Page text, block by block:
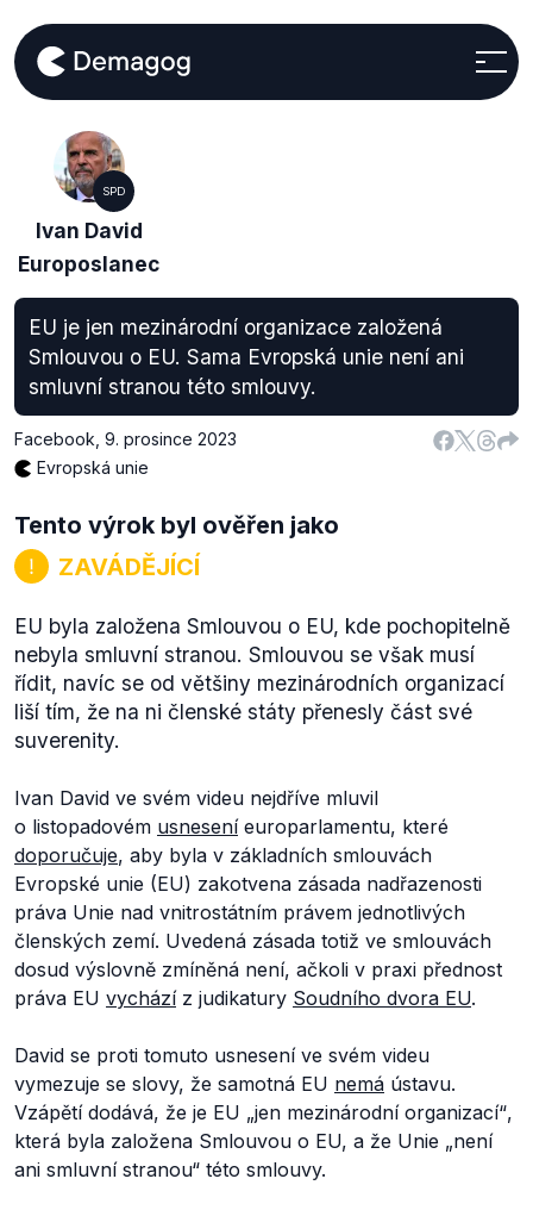
SPD
Ivan David
Europoslanec
EU je jen mezinárodní organizace založená
Smlouvou o EU. Sama Evropská unie není ani
smluvní stranou této smlouvy.
Facebook 9. prosince 2023
Evropská unie
Tento výrok byl ověřen jako
ZAVÁDĚJÍCÍ
EU byla založena Smlouvou o EU, kde pochopitelně
nebyla smluvní stranou. Smlouvou se však musí
řídit, navíc se od většiny mezinárodních organizací
liší tím, že na ni členské státy přenesly část své
suverenity.
Ivan David ve svém videu nejdříve mluvil
o listopadovém usneseníeuroparlamentu, které
doporučuje, aby byla v základních smlouvách
Evropské unie (EU) zakotvena zásada nadřazenosti
práva Unie nad vnitrostátním právem jednotlivých
členských zemí. Uvedená zásada totiž ve smlouvách
dosud výslovně zmíněná není, ačkoli v praxi přednost
práva EU vycházíz judikatury Soudního dvora EU.
David se proti tomuto usnesení ve svém videu
vymezuje se slovy, že samotná EU nemá ústavu.
Vzápětí dodává, že je EU „jen mezinárodní organizací“,
která byla založena Smlouvou o EU, a že Unie „není
ani smluvní stranou“ této smlouvy.